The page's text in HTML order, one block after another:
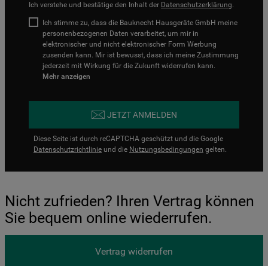
Ich verstehe und bestätige den Inhalt der Datenschutzerklärung.
Ich stimme zu, dass die Bauknecht Hausgeräte GmbH meine
personenbezogenen Daten verarbeitet, um mir in
elektronischer und nicht elektronischer Form Werbung
zusenden kann. Mir ist bewusst, dass ich meine Zustimmung
jederzeit mit Wirkung für die Zukunft widerrufen kann.
Mehr anzeigen
JETZT ANMELDEN
Diese Seite ist durch reCAPTCHA geschützt und die Google
Datenschutzrichtlinie und die Nutzungsbedingungen gelten.
Nicht zufrieden? Ihren Vertrag können
Sie bequem online wiederrufen.
Vertrag widerrufen